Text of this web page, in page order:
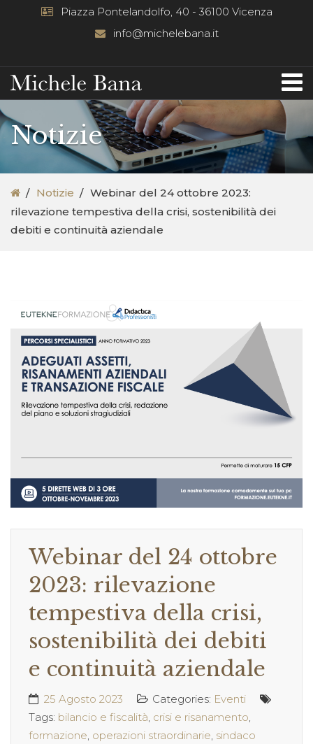
Piazza Pontelandolfo, 40 - 36100 Vicenza
info@michelebana.it
Notizie
Notizie
Webinar del 24 ottobre 2023:
rilevazione tempestiva della crisi, sostenibilità dei
debiti e continuità aziendale
Webinar del 24 ottobre
2023: rilevazione
tempestiva della crisi,
sostenibilità dei debiti
e continuità aziendale
25 Agosto 2023 Categories: Eventi
Tags: bilancio e fiscalità, crisi e risanamento,
formazione, operazioni straordinarie, sindaco